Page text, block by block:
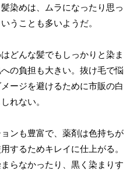
染めは、ムラになったり思っ
うことも多いようだ。
どんな髪でもしっかりと染ま
の負担も大きい。抜け毛で悩
ージを避けるために市販の白
れない。
ンも豊富で、薬剤は色持ちが
するためキレイに仕上がる。
らなかったり、黒く染まりす